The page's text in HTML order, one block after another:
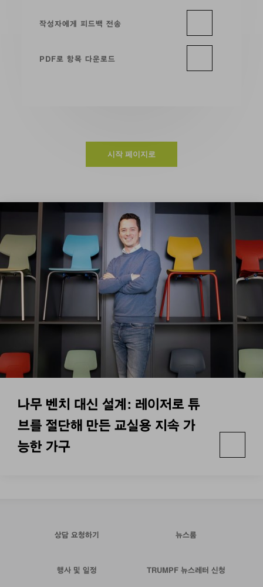
작성자에게 피드백 전송
PDF로 항목 다운로드
시작 페이지로
나무 벤치 대신 설계: 레이저로 튜
브를 절단해 만든 교실용 지속 가
능한 가구
상담 요청하기 뉴스룸
행사 및 일정 TRUMPF 뉴스레터 신청